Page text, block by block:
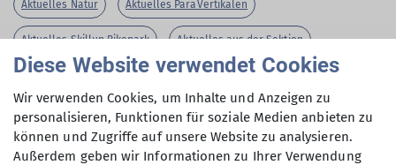
Aktuelles Natur Aktuelles ParaVertikalen
Aktuelles Skillup Bikepark Aktuelles aus der Sektion
Alpengarten Alpinflohmarkt Augsburger Hütte Bücherei
DAV Kletterzentrum Augsburg Ehrenamt Familienbergsteigen
Sektion
Diese Website verwendet Cookies
Wir verwenden Cookies, um Inhalte und Anzeigen zu
personalisieren, Funktionen für soziale Medien anbieten zu
können und Zugriffe auf unsere Website zu analysieren.
Außerdem geben wir Informationen zu Ihrer Verwendung